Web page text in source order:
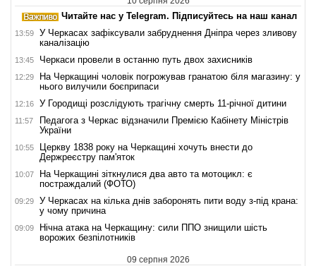
Читайте нас у Telegram. Підписуйтесь на наш канал
13:59
У Черкасах зафіксували забруднення Дніпра через зливову
каналізацію
13:45 Черкаси провели в останню путь двох захисників
12:29
На Черкащині чоловік погрожував гранатою біля магазину: у
нього вилучили боєприпаси
12:16 У Городищі розслідують трагічну смерть 11-річної дитини
11:57
Педагога з Черкас відзначили Премією Кабінету Міністрів
України
10:55
Церкву 1838 року на Черкащині хочуть внести до
Держреєстру пам'яток
10:07
На Черкащині зіткнулися два авто та мотоцикл: є
постраждалий (ФОТО)
09:29
У Черкасах на кілька днів заборонять пити воду з-під крана:
у чому причина
09:09
Нічна атака на Черкащину: сили ППО знищили шість
ворожих безпілотників
09 серпня 2026